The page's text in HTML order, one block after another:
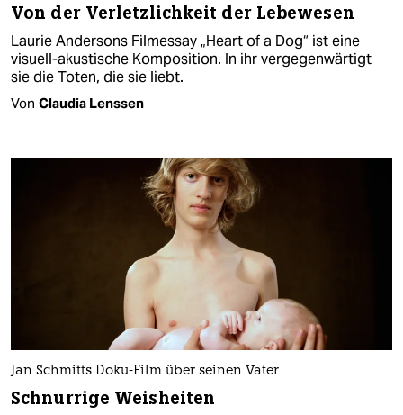
Von der Verletzlichkeit der Lebewesen
Laurie Andersons Filmessay „Heart of a Dog“ ist eine
visuell-akustische Komposition. In ihr vergegenwärtigt
sie die Toten, die sie liebt.
Von Claudia Lenssen
Jan Schmitts Doku-Film über seinen Vater
Schnurrige Weisheiten